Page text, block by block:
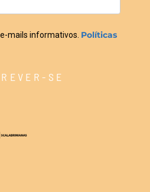
mails informativos. Políticas
SE